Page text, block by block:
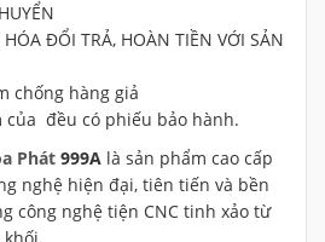
ĐỔI TRẢ, HOÀN TIỀN VỚI SẢN
chống hàng giả
của đều có phiếu bảo hành.
Phát 999A là sản phẩm cao cấp
nghệ hiện đại, tiên tiến và bền
công nghệ tiện CNC tinh xảo từ